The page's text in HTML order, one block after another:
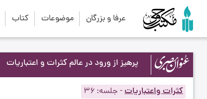
عرفا و بزرگان موضوعات کتاب
پرهیز از ورود در عالم كثرات و اعتباریات‏
کثرات واعتباریات- جلسه 36